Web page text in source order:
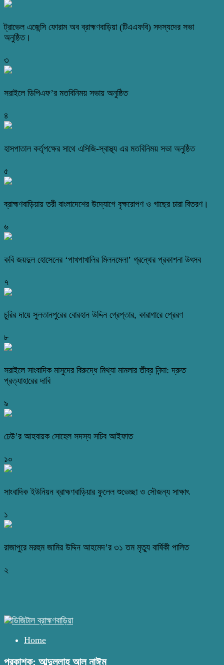
ট্রাভেল এজেন্সি ফোরাম অব ব্রাহ্মণবাড়িয়া (টিএএফবি) সদস্যদের সভা
অনুষ্ঠিত।
৩
সরাইলে ডিপিএফ’র মতবিনিময় সভায় অনুষ্ঠিত
৪
হাসপাতাল কর্তৃপক্ষের সাথে এসিজি-স্বাস্থ্য এর মতবিনিময় সভা অনুষ্ঠিত
৫
ব্রাহ্মণবাড়িয়ায় তরী বাংলাদেশের উদ্যোগে বৃক্ষরোপণ ও গাছের চারা বিতরণ।
৬
কবি জয়দুল হোসেনের ‘পাখপাখালির মিলনমেলা’ গ্রন্থের প্রকাশনা উৎসব
৭
চুরির দায়ে সুলতানপুরের বোরহান উদ্দিন গ্রেপ্তার, কারাগারে প্রেরণ
৮
সরাইলে সাংবাদিক মাসুদের বিরুদ্ধে মিথ্যা মামলার তীব্র নিন্দা: দ্রুত
প্রত্যাহারের দাবি
৯
ঢেউ’র আহবায়ক সোহেল সদস্য সচিব আইফাত
১০
সাংবাদিক ইউনিয়ন ব্রাহ্মণবাড়িয়ার ফুলেল শুভেচ্ছা ও সৌজন্য সাক্ষাৎ
১
রাজাপুরে মরহুম জামির উদ্দিন আহমেদ’র ৩১ তম মৃত্যু বার্ষিকী পালিত
২
Home
প্রকাশক: আব্দুল্লাহ আল নাঈম